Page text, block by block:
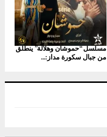
مسلسل “حموشان وهلالة” ينطلق
من جبال سكورة مداز:...